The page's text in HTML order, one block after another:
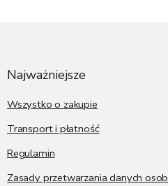
Najważniejsze
Wszystko o zakupie
Transport i płatność
Regulamin
Zasady przetwarzania danych